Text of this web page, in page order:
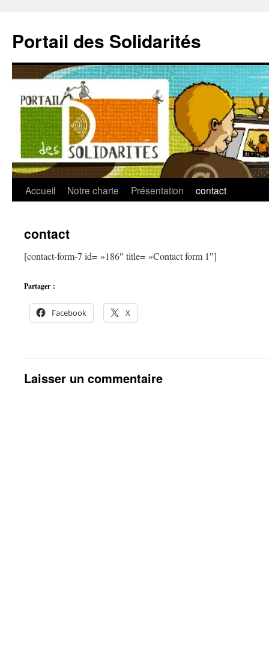
contenu
Portail des Solidarités
Accueil Notre charte Présentation contact
contact
[contact-form-7 id= »186″ title= »Contact form 1″]
Partager :
Facebook X
Laisser un commentaire